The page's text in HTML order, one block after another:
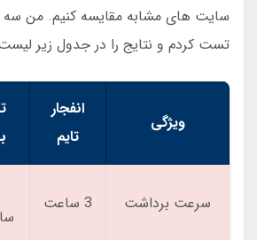
سایت های مشابه مقایسه کنیم. من سه
تست کردم و نتایج را در جدول زیر
ویژگی
انفجار
تایم
سرعت برداشت 3 ساعت